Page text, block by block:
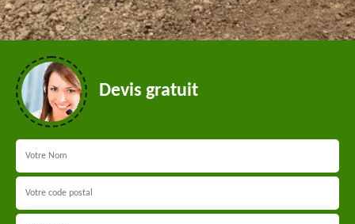
Devis gratuit